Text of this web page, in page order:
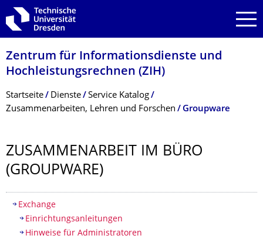
Zur Hauptnavigation springen
Zur Suche springen
Zum Inhalt springen
Zentrum für Informations­dienste und
Hochleistungs­rechnen (ZIH)
Breadcrumb-Menü
Startseite Dienste
Service Katalog
Zusammenarbeiten, Lehren und Forschen
Groupware
ZUSAMMENARBEIT IM BÜRO
(GROUPWARE)
Inhaltsverzeichnis
Exchange
Einrichtungsanleitungen
Hinweise für Administratoren